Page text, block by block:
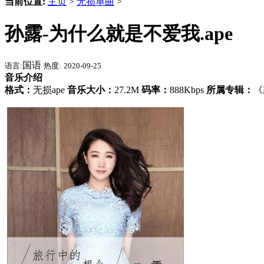
孙露-为什么就是不爱我.ape
语言: 国语 热度: 2020-09-25
音乐介绍
格式： 无损ape 音乐大小： 27.2M 码率： 888Kbps 所属专辑：